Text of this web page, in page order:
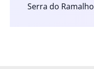
Serra do Ramalho